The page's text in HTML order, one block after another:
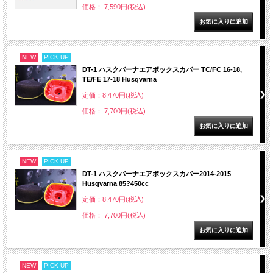
価格： 7,590円(税込)
NEW PICK UP
DT-1 ハスクバーナエアボックスカバー TC/FC 16-18,
TE/FE 17-18 Husqvarna
定価：8,470円(税込)
価格： 7,700円(税込)
NEW PICK UP
DT-1 ハスクバーナエアボックスカバー2014-2015
Husqvarna 85?450cc
定価：8,470円(税込)
価格： 7,700円(税込)
NEW PICK UP